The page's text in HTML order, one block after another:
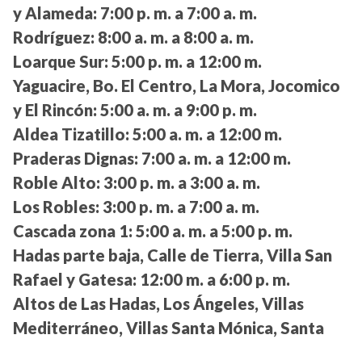
y Alameda: 7:00 p. m. a 7:00 a. m.
Rodríguez: 8:00 a. m. a 8:00 a. m.
Loarque Sur: 5:00 p. m. a 12:00 m.
Yaguacire, Bo. El Centro, La Mora, Jocomico
y El Rincón: 5:00 a. m. a 9:00 p. m.
Aldea Tizatillo: 5:00 a. m. a 12:00 m.
Praderas Dignas: 7:00 a. m. a 12:00 m.
Roble Alto: 3:00 p. m. a 3:00 a. m.
Los Robles: 3:00 p. m. a 7:00 a. m.
Cascada zona 1: 5:00 a. m. a 5:00 p. m.
Hadas parte baja, Calle de Tierra, Villa San
Rafael y Gatesa: 12:00 m. a 6:00 p. m.
Altos de Las Hadas, Los Ángeles, Villas
Mediterráneo, Villas Santa Mónica, Santa